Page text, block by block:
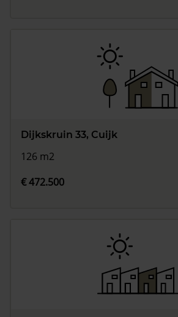
Dijkskruin 33, Cuijk
126 m2
€ 472.500